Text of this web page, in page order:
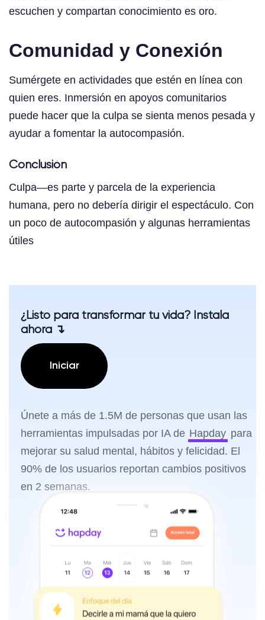
escuchen y compartan conocimiento es oro.
Comunidad y Conexión
Sumérgete en actividades que estén en línea con
quien eres. Inmersión en apoyos comunitarios
puede hacer que la culpa se sienta menos pesada y
ayudar a fomentar la autocompasión.
Conclusión
Culpa—es parte y parcela de la experiencia
humana, pero no debería dirigir el espectáculo. Con
un poco de autocompasión y algunas herramientas
útiles
¿Listo para transformar tu vida? Instala
ahora ↴
Iniciar
Únete a más de 1.5M de personas que usan las
herramientas impulsadas por IA de Hapday para
mejorar su salud mental, hábitos y felicidad. El
90% de los usuarios reportan cambios positivos
en 2 semanas.